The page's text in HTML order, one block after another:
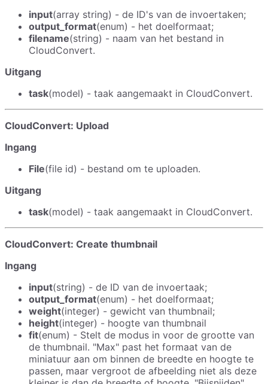
input(array string) - de ID's van de invoertaken;
output_format(enum) - het doelformaat;
filename(string) - naam van het bestand in
CloudConvert.
Uitgang
task(model) - taak aangemaakt in CloudConvert.
CloudConvert: Upload
Ingang
File(file id) - bestand om te uploaden.
Uitgang
task(model) - taak aangemaakt in CloudConvert.
CloudConvert: Create thumbnail
Ingang
input(string) - de ID van de invoertaak;
output_format(enum) - het doelformaat;
weight(integer) - gewicht van thumbnail;
height(integer) - hoogte van thumbnail
fit(enum) - Stelt de modus in voor de grootte van
de thumbnail. "Max" past het formaat van de
miniatuur aan om binnen de breedte en hoogte te
passen, maar vergroot de afbeelding niet als deze